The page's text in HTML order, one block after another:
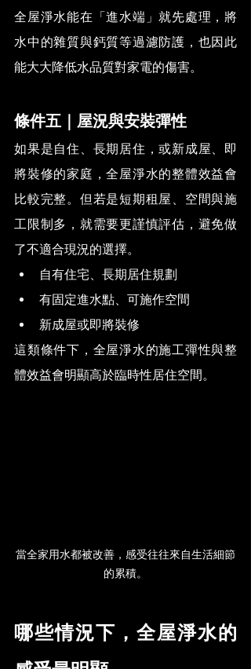
全屋淨水能在「進水端」就先處理，將
水中的雜質與鈣質等過濾防護，也因此
能大大降低水品質對家電的傷害。
條件五｜屋況與安裝彈性
如果是自住、長期居住，或新成屋、即
將裝修的家庭，全屋淨水的整體效益會
比較完整。但若是短期租屋、空間與施
工限制多，就需要更謹慎評估，避免做
了不適合現況的選擇。
自有住宅、長期居住規劃
有固定進水點、可施作空間
新成屋或即將裝修
這類條件下，全屋淨水的施工彈性與整
體效益會明顯高於臨時性居住空間。
當全家用水都被改善，感受往往來自生活細節
的累積。
哪些情況下，全屋淨水的